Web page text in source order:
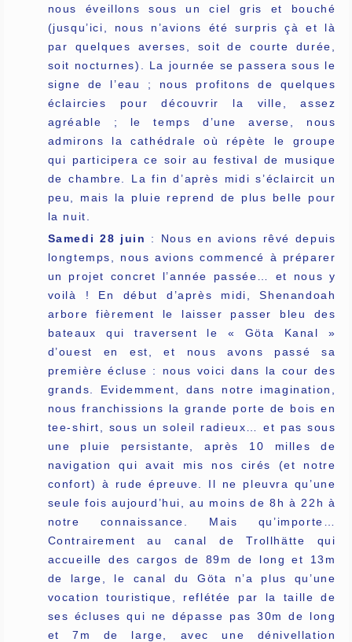
nous éveillons sous un ciel gris et bouché
(jusqu’ici, nous n’avions été surpris çà et là
par quelques averses, soit de courte durée,
soit nocturnes). La journée se passera sous le
signe de l’eau ; nous profitons de quelques
éclaircies pour découvrir la ville, assez
agréable ; le temps d’une averse, nous
admirons la cathédrale où répète le groupe
qui participera ce soir au festival de musique
de chambre. La fin d’après midi s’éclaircit un
peu, mais la pluie reprend de plus belle pour
la nuit.
Samedi 28 juin : Nous en avions rêvé depuis
longtemps, nous avions commencé à préparer
un projet concret l’année passée… et nous y
voilà ! En début d’après midi, Shenandoah
arbore fièrement le laisser passer bleu des
bateaux qui traversent le « Göta Kanal »
d’ouest en est, et nous avons passé sa
première écluse : nous voici dans la cour des
grands. Evidemment, dans notre imagination,
nous franchissions la grande porte de bois en
tee-shirt, sous un soleil radieux… et pas sous
une pluie persistante, après 10 milles de
navigation qui avait mis nos cirés (et notre
confort) à rude épreuve. Il ne pleuvra qu’une
seule fois aujourd’hui, au moins de 8h à 22h à
notre connaissance. Mais qu’importe…
Contrairement au canal de Trollhätte qui
accueille des cargos de 89m de long et 13m
de large, le canal du Göta n’a plus qu’une
vocation touristique, reflétée par la taille de
ses écluses qui ne dépasse pas 30m de long
et 7m de large, avec une dénivellation